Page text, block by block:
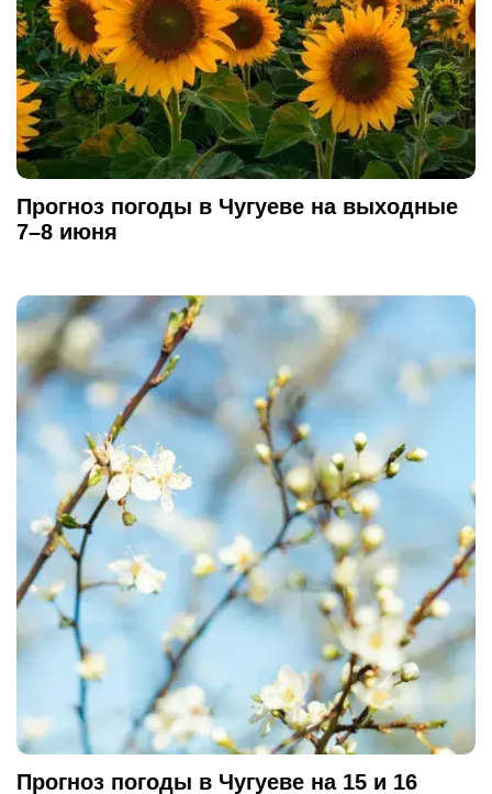
Прогноз погоды в Чугуеве на выходные
7–8 июня
Прогноз погоды в Чугуеве на 15 и 16